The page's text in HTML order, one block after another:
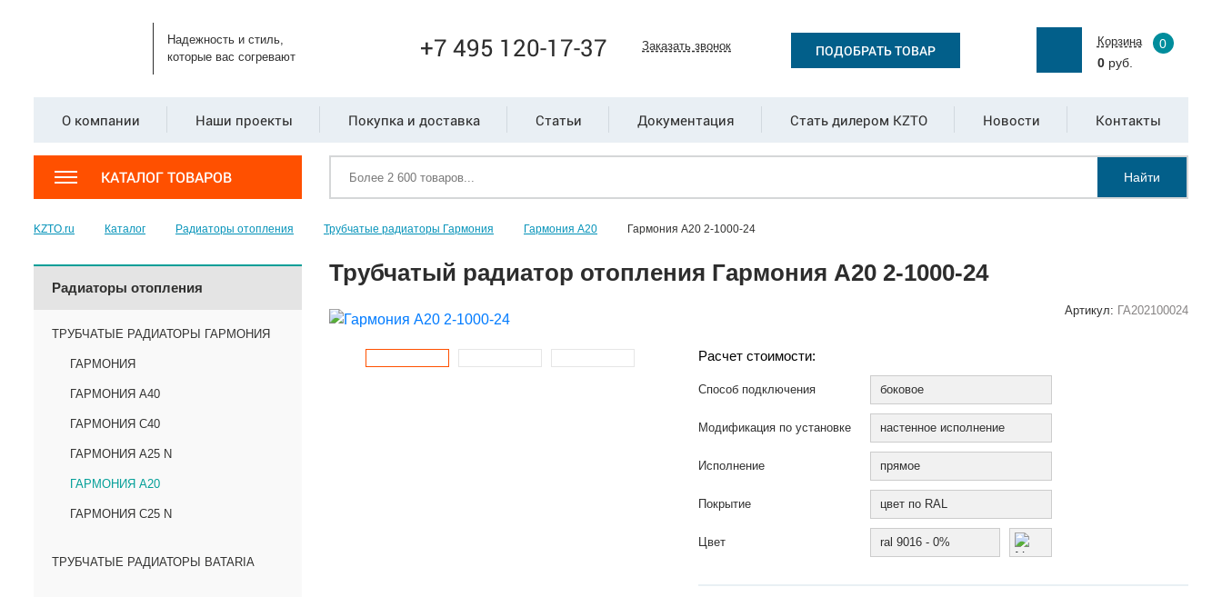
Надежность и стиль,
которые вас согревают
+7 495 120-17-37 Заказать звонок ПОДОБРАТЬ ТОВАР
Корзина
0
0руб.
О компании Наши проекты Покупка и доставка Статьи Документация Стать дилером KZTO Новости Контакты
КАТАЛОГ ТОВАРОВ Найти
KZTO.ru Каталог Радиаторы отопления Трубчатые радиаторы Гармония Гармония А20 Гармония А20 2-1000-24
Радиаторы отопления
ТРУБЧАТЫЕ РАДИАТОРЫ ГАРМОНИЯ
ГАРМОНИЯ
ГАРМОНИЯ А40
ГАРМОНИЯ С40
ГАРМОНИЯ А25 N
ГАРМОНИЯ А20
ГАРМОНИЯ С25 N
ТРУБЧАТЫЕ РАДИАТОРЫ BATARIA
Трубчатый радиатор отопления Гармония А20 2-1000-24
Артикул: ГА202100024
Расчет стоимости:
Способ подключения боковое
Модификация по установке настенное исполнение
Исполнение прямое
Покрытие цвет по RAL
Цвет ral 9016 - 0%